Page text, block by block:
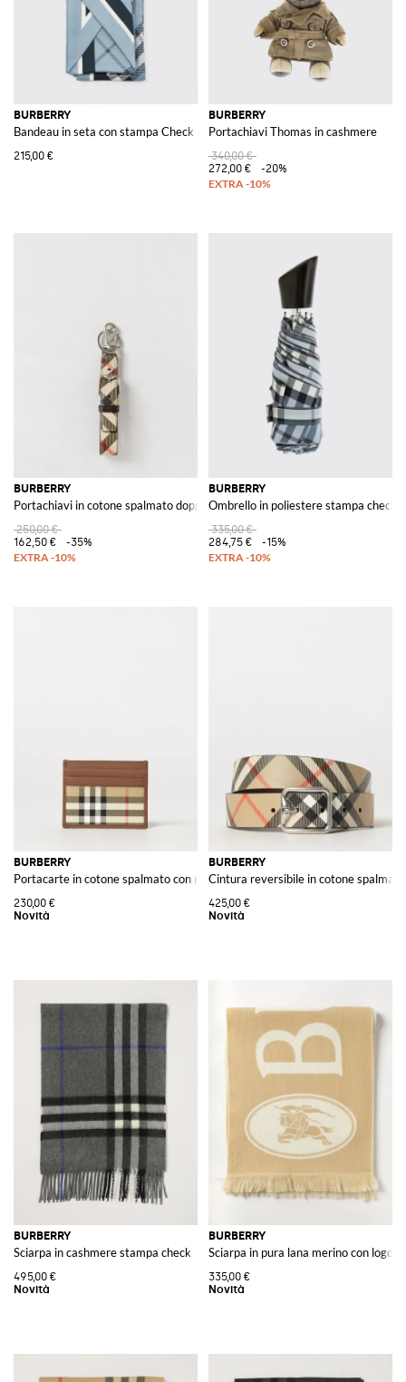
BURBERRY
Bandeau in seta con stampa Check
215,00 €
BURBERRY
Portachiavi Thomas in cashmere
340,00 €
272,00 €
-20%
BURBERRY
Portachiavi in cotone spalmato doppiato su tela
250,00 €
162,50 €
-35%
BURBERRY
Ombrello in poliestere stampa check
335,00 €
284,75 €
-15%
BURBERRY
Portacarte in cotone spalmato con motivo Check e sei scomparti
230,00 €
BURBERRY
Cintura reversibile in cotone
425,00 €
BURBERRY
Sciarpa in cashmere stampa check
495,00 €
BURBERRY
Sciarpa in pura lana merino con logo
335,00 €